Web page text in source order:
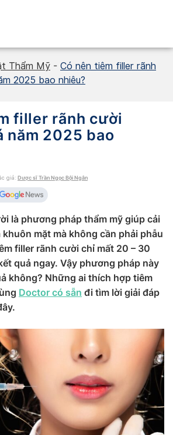
Thẩm Mỹ - Có nên tiêm filler rãnh
2025 bao nhiêu?
filler rãnh cười
năm 2025 bao
giả: Dược sĩ Trần Ngọc Bội Ngân
là phương pháp thẩm mỹ giúp cải
mặt mà không cần phải phẫu
filler rãnh cười chỉ mất 20 – 30
quả ngay. Vậy phương pháp này
không? Những ai thích hợp tiêm
Doctor có sẵn đi tìm lời giải đáp